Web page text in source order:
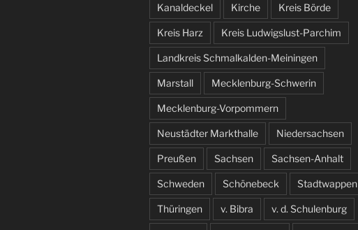
Kanaldeckel Kirche Kreis Börde
Kreis Harz Kreis Ludwigslust-Parchim
Landkreis Schmalkalden-Meiningen
Marstall Mecklenburg-Schwerin
Mecklenburg-Vorpommern
Neustädter Markthalle Niedersachsen
Preußen Sachsen Sachsen-Anhalt
Schweden Schönebeck Stadtwappen
Thüringen v. Bibra v. d. Schulenburg